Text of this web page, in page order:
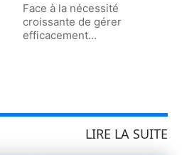
Face à la nécessité
croissante de gérer
efficacement…
LIRE LA SUITE